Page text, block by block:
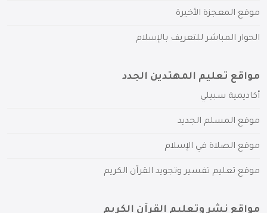
موقع المعجزة الأخيرة
الحوار المباشر للتعريف بالإسلام
مواقع تعليم المهتدين الجدد
أكاديمية سبيلي
موقع المسلم الجديد
موقع الصلاة في الإسلام
موقع تعليم تفسير وتجويد القرآن الكريم
مواقع نشر وتعليم القرآن الكريم